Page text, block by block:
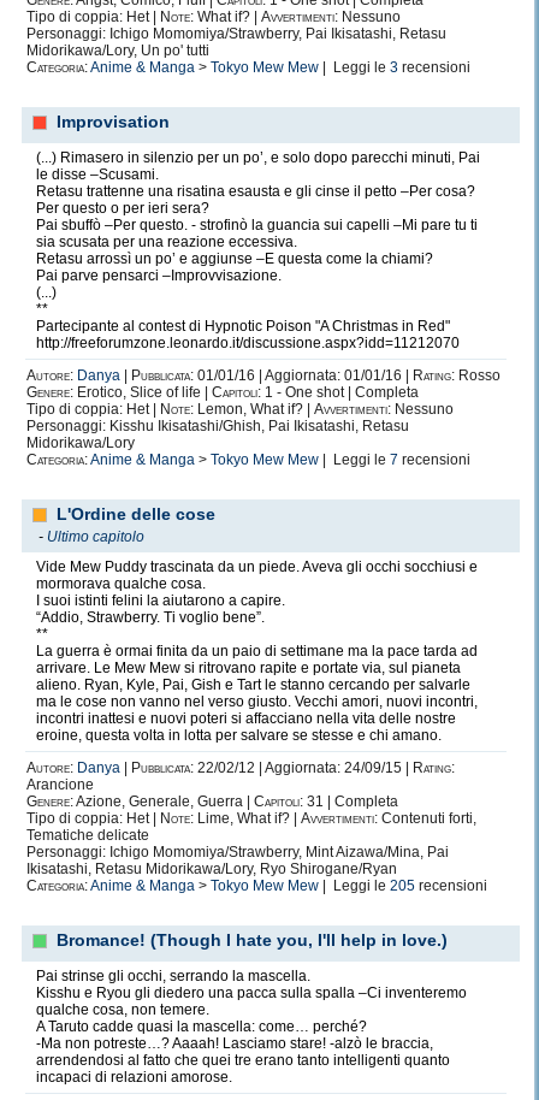
Tipo di coppia: Het |
Note: What if? | Avvertimenti: Nessuno
Personaggi: Ichigo Momomiya/Strawberry, Pai Ikisatashi, Retasu
Midorikawa/Lory, Un po' tutti
Categoria:Anime & Manga > Tokyo Mew Mew | Leggi le 3 recensioni
Improvisation
(...) Rimasero in silenzio per un po’, e solo dopo parecchi minuti, Pai
le disse –Scusami.
Retasu trattenne una risatina esausta e gli cinse il petto –Per cosa?
Per questo o per ieri sera?
Pai sbuffò –Per questo. - strofinò la guancia sui capelli –Mi pare tu ti
sia scusata per una reazione eccessiva.
Retasu arrossì un po’ e aggiunse –E questa come la chiami?
Pai parve pensarci –Improvvisazione.
(...)
**
Partecipante al contest di Hypnotic Poison "A Christmas in Red"
http://freeforumzone.leonardo.it/discussione.aspx?idd=11212070
Autore: Danya Pubblicata: 01/01/16 | Aggiornata: 01/01/16 | Rating: Rosso
Genere: Erotico, Slice of life | Capitoli: 1 - One shot | Completa
Tipo di coppia: Het |
Note: Lemon, What if? | Avvertimenti: Nessuno
Personaggi: Kisshu Ikisatashi/Ghish, Pai Ikisatashi, Retasu
Midorikawa/Lory
Categoria:Anime & Manga > Tokyo Mew Mew | Leggi le 7 recensioni
L'Ordine delle cose
- Ultimo capitolo
Vide Mew Puddy trascinata da un piede. Aveva gli occhi socchiusi e
mormorava qualche cosa.
I suoi istinti felini la aiutarono a capire.
“Addio, Strawberry. Ti voglio bene”.
**
La guerra è ormai finita da un paio di settimane ma la pace tarda ad
arrivare. Le Mew Mew si ritrovano rapite e portate via, sul pianeta
alieno. Ryan, Kyle, Pai, Gish e Tart le stanno cercando per salvarle
ma le cose non vanno nel verso giusto. Vecchi amori, nuovi incontri,
incontri inattesi e nuovi poteri si affacciano nella vita delle nostre
eroine, questa volta in lotta per salvare se stesse e chi amano.
Autore: Danya Pubblicata: 22/02/12 | Aggiornata: 24/09/15 |
Rating:
Arancione
Genere:Azione, Generale, Guerra | Capitoli: 31 | Completa
Tipo di coppia: Het |
Note: Lime, What if? | Avvertimenti: Contenuti forti,
Tematiche delicate
Personaggi: Ichigo Momomiya/Strawberry, Mint Aizawa/Mina, Pai
Ikisatashi, Retasu Midorikawa/Lory, Ryo Shirogane/Ryan
Categoria:Anime & Manga > Tokyo Mew Mew | Leggi le 205 recensioni
Bromance! (Though I hate you, I'll help in love.)
Pai strinse gli occhi, serrando la mascella.
Kisshu e Ryou gli diedero una pacca sulla spalla –Ci inventeremo
qualche cosa, non temere.
A Taruto cadde quasi la mascella: come… perché?
-Ma non potreste…? Aaaah! Lasciamo stare! -alzò le braccia,
arrendendosi al fatto che quei tre erano tanto intelligenti quanto
incapaci di relazioni amorose.